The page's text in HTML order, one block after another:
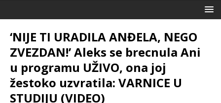
‘NIJE TI URADILA ANĐELA, NEGO
ZVEZDAN!’ Aleks se brecnula Ani
u programu UŽIVO, ona joj
žestoko uzvratila: VARNICE U
STUDIJU (VIDEO)